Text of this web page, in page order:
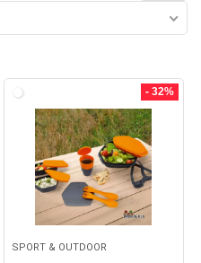
- 32%
SPORT & OUTDOOR